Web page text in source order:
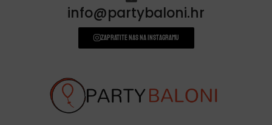
info@partybaloni.hr
Zapratite nas na instagramu